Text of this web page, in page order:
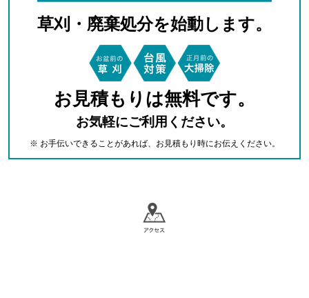
草刈・廃棄処分を始動します。
お見積もりは無料です。
お気軽にご利用ください。
※ お手伝いできることがあれば、お見積もり時にお伝えください。